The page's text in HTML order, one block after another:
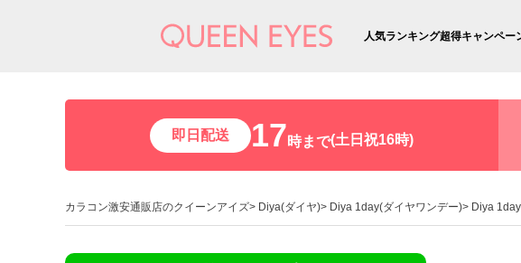
人気ランキング超得キャンペー
即日配送 17時まで(土日祝16時)
カラコン激安通販店のクイーンアイズ Diya(ダイヤ) Diya 1day(ダイヤワンデー) Diya